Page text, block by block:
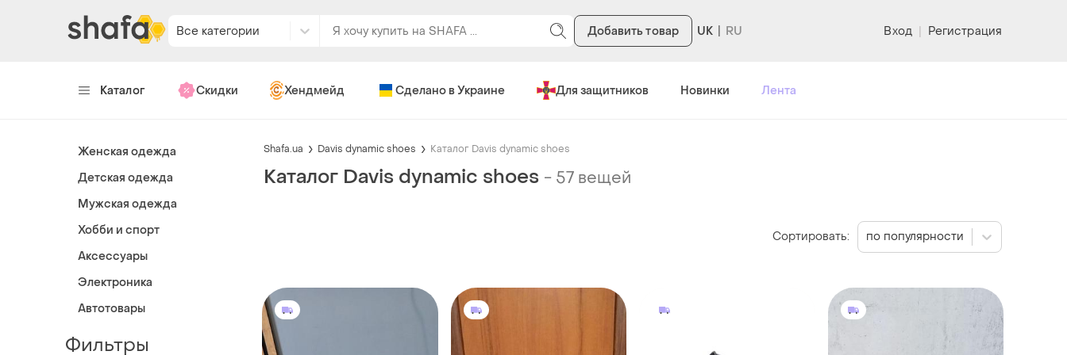
Все категории Добавить товар UK Вход | Регистрация
Каталог Скидки Хендмейд Сделано в Украине Для защитников Новинки Лента
Shafa.ua Davis dynamic shoes Каталог Davis dynamic shoes
Каталог Davis dynamic shoes - 57 вещей
Сортировать: по популярности
Женская одежда
Детская одежда
Мужская одежда
Хобби и спорт
Аксессуары
Электроника
Автотовары
Фильтры